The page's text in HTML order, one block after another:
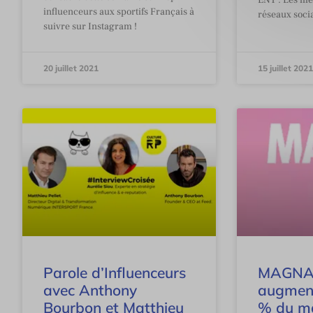
influenceurs aux sportifs Français à
suivre sur Instagram !
20 juillet 2021
réseaux
15 juillet 2021
Parole d’Influenceurs
avec Anthony
Bourbon et Matthieu
% du